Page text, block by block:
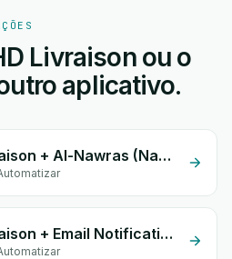
Livraison ou o
aplicativo.
DHD Livraison + Al-Nawras (Nawris)
DHD Livraison + Email Notifications by eGrow